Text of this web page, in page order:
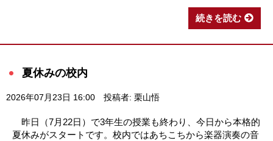
続きを読む
夏休みの校内
2026年07月23日 16:00 投稿者: 栗山悟
昨日（7月22日）で3年生の授業も終わり、今日から本格的
夏休みがスタートです。校内ではあちこちから楽器演奏の音